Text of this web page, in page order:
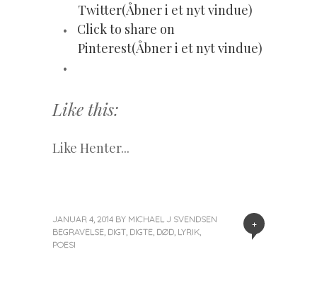
Twitter(Åbner i et nyt vindue)
Click to share on
Pinterest(Åbner i et nyt vindue)
Like this:
Like Henter...
+
JANUAR 4, 2014 BY MICHAEL J SVENDSEN
BEGRAVELSE DIGT DIGTE DØD LYRIK
POESI